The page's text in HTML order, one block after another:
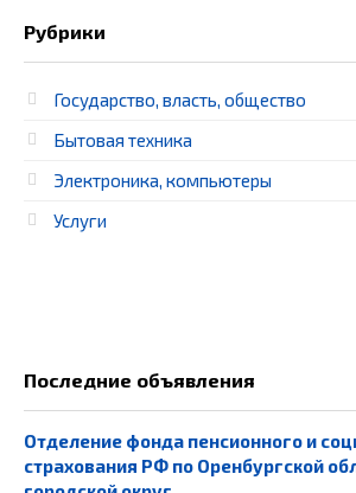
Рубрики
Государство, власть, общество
Бытовая техника
Электроника, компьютеры
Услуги
Последние объявления
Отделение фонда пенсионного и
страхования РФ по Оренбургской